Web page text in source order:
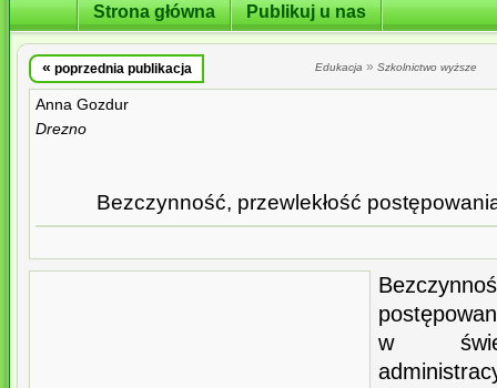
Strona główna Publikuj u nas
« poprzednia publikacja Edukacja » Szkolnictwo wyższe
Anna Gozdur
Drezno
Bezczynność, przewlekłość
w